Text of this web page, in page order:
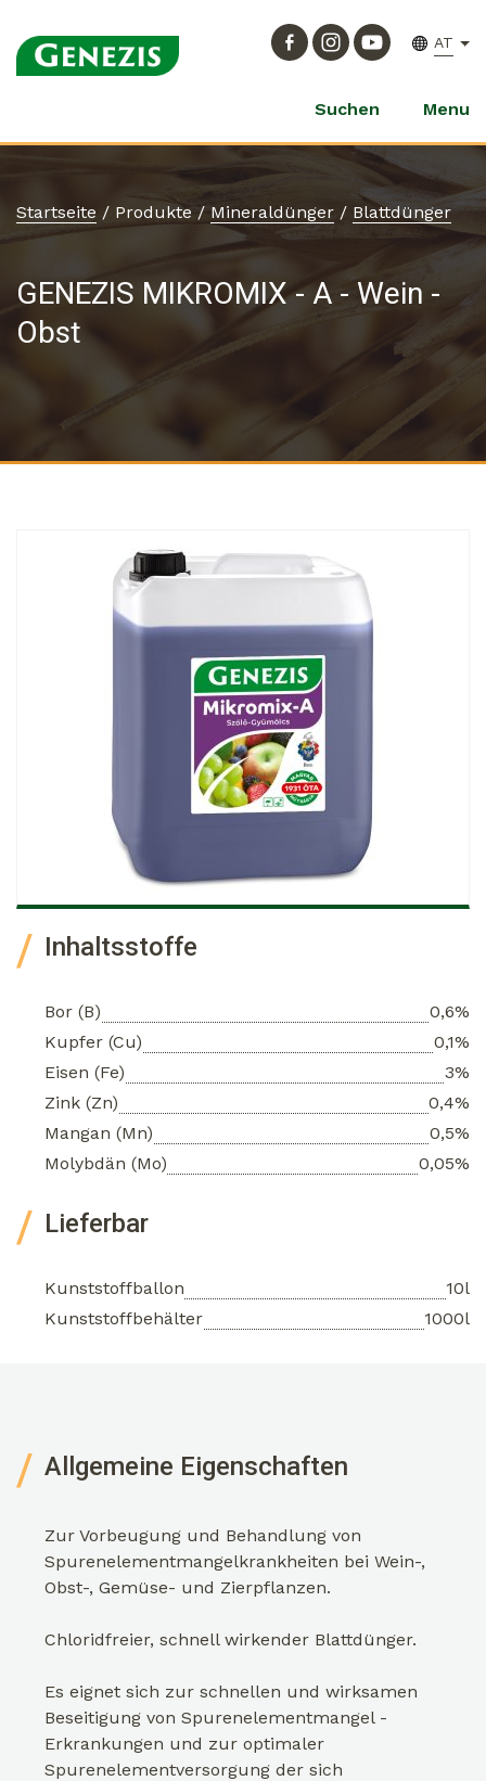
AT
Suchen Menu
Startseite / Produkte /Mineraldünger / Blattdünger
GENEZIS MIKROMIX - A - Wein -
Obst
Inhaltsstoffe
Bor (B)
0,6%
Kupfer (Cu)
0,1%
Eisen (Fe)
3%
Zink (Zn)
0,4%
Mangan (Mn)
0,5%
Molybdän (Mo)
0,05%
Lieferbar
Kunststoffballon
10l
Kunststoffbehälter
1000l
Allgemeine Eigenschaften
Zur Vorbeugung und Behandlung von
Spurenelementmangelkrankheiten bei Wein-,
Obst-, Gemüse- und Zierpflanzen.
Chloridfreier, schnell wirkender Blattdünger.
Es eignet sich zur schnellen und wirksamen
Beseitigung von Spurenelementmangel -
Erkrankungen und zur optimaler
Spurenelementversorgung der sich